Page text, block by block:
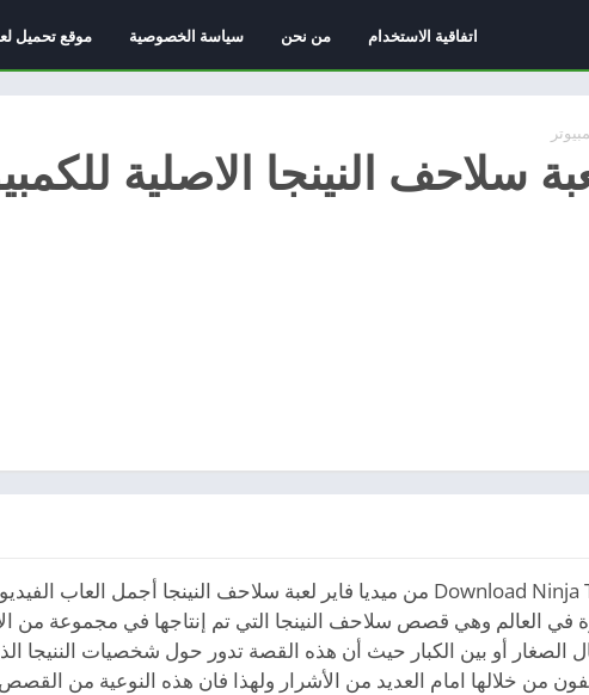
اتفاقية الاستخدام من نحن سياسة الخصوصية موقع تحميل
سلاحف النينجا الاصلية
العالم وهي قصص سلاحف النينجا التي تم إنتاجها في مجموعة من
الصغار أو بين الكبار حيث أن هذه القصة تدور حول شخصيات الننيجا
من خلالها امام العديد من الأشرار ولهذا فان هذه النوعية من